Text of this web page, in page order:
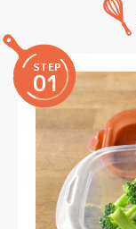
STEP
01